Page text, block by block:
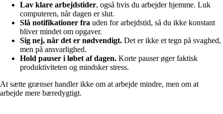
Lav klare arbejdstider, også hvis du arbejder hjemme. Luk
computeren, når dagen er slut.
Slå notifikationer fra uden for arbejdstid, så du ikke konstant
bliver mindet om opgaver.
Sig nej, når det er nødvendigt. Det er ikke et tegn på svaghed,
men på ansvarlighed.
Hold pauser i løbet af dagen. Korte pauser øger faktisk
produktiviteten og mindsker stress.
At sætte grænser handler ikke om at arbejde mindre, men om at
arbejde mere bæredygtigt.